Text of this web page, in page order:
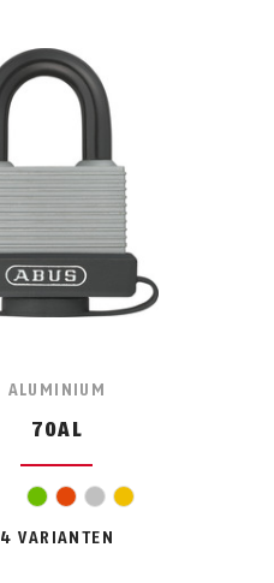
ALUMINIUM
70AL
groenoranjezilvergeel
4 VARIANTEN